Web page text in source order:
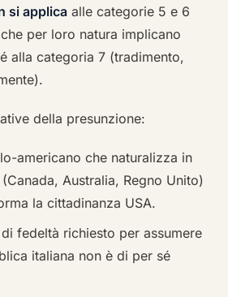
si applica alle categorie 5 e 6
per loro natura implicano
alla categoria 7 (tradimento,
della presunzione:
americano che naturalizza in
Australia, Regno Unito)
la cittadinanza USA.
fedeltà richiesto per assumere
italiana non è di per sé